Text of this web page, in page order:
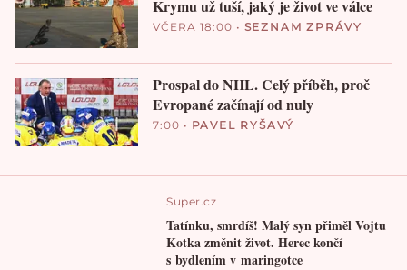
Krymu už tuší, jaký je život ve válce
VČERA 18:00 • SEZNAM ZPRÁVY
Prospal do NHL. Celý příběh, proč
Evropané začínají od nuly
7:00 • PAVEL RYŠAVÝ
Super.cz
Tatínku, smrdíš! Malý syn přiměl Vojtu
Kotka změnit život. Herec končí
s bydlením v maringotce